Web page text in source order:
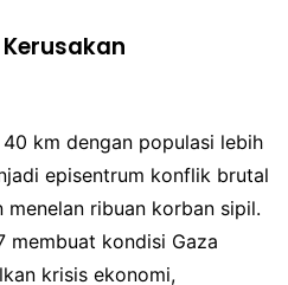
Kerusakan
km dengan populasi lebih
episentrum konflik brutal
ribuan korban sipil.
membuat kondisi Gaza
krisis ekonomi,